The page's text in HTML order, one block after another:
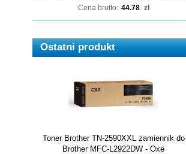
Cena brutto: 44.78 zł
Ostatni produkt
Toner Brother TN-2590XXL zamiennik do
Brother MFC-L2922DW - Oxe